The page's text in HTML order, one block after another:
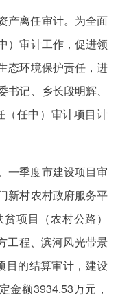
产离任审计。为全面
）审计工作，促进领
态环境保护责任，进
记、乡长段明辉、
（任中）审计项目计
一季度市建设项目审
新村农村政府服务平
项目（农村公路）
工程、滨河风光带景
目的结算审计，建设
金额3934.53万元，